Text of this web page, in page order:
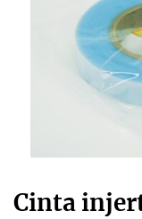
Cinta